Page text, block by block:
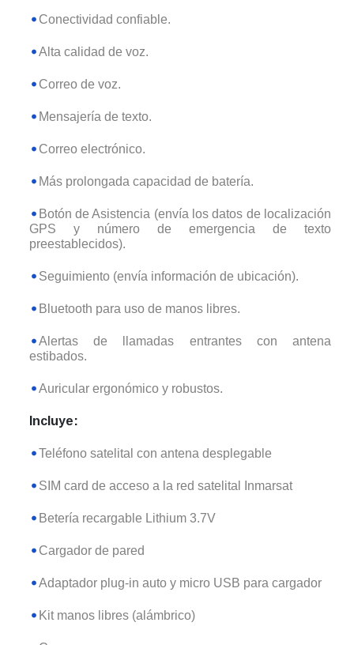
Conectividad confiable.
Alta calidad de voz.
Correo de voz.
Mensajería de texto.
Correo electrónico.
Más prolongada capacidad de batería.
Botón de Asistencia (envía los datos de localización
GPS y número de emergencia de texto
preestablecidos).
Seguimiento (envía información de ubicación).
Bluetooth para uso de manos libres.
Alertas de llamadas entrantes con antena
estibados.
Auricular ergonómico y robustos.
Incluye:
Teléfono satelital con antena desplegable
SIM card de acceso a la red satelital Inmarsat
Betería recargable Lithium 3.7V
Cargador de pared
Adaptador plug-in auto y micro USB para cargador
Kit manos libres (alámbrico)